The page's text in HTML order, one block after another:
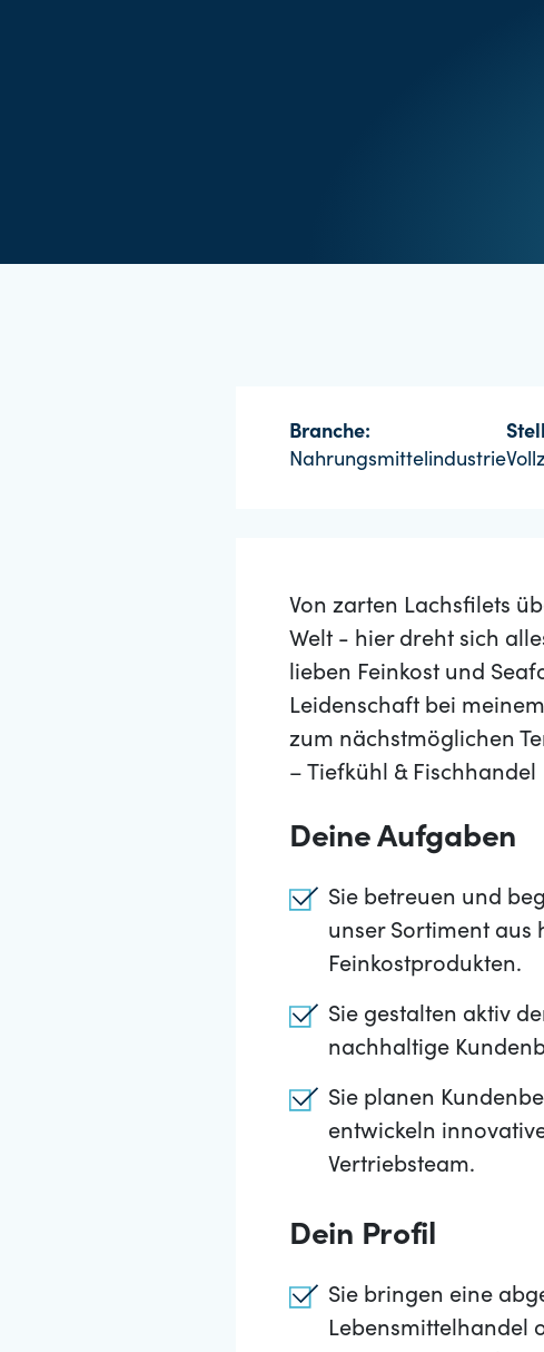
Branche:
Nahrungsmittelindustrie
Von zarten Lachsfilets
Welt - hier dreht sich
lieben Feinkost und
Leidenschaft bei
zum nächstmöglichen
– Tiefkühl & Fischhandel
Deine Aufgaben
Sie betreuen und
unser Sortiment
Feinkostprodukten.
Sie gestalten aktiv
nachhaltige
Sie planen
entwickeln
Vertriebsteam.
Dein Profil
Sie bringen eine
Lebensmittelhandel